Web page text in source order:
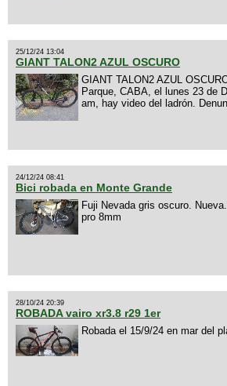
25/12/24 13:04
GIANT TALON2 AZUL OSCURO
GIANT TALON2 AZUL
Parque, CABA, el lunes 23 de
am, hay video del ladrón.
24/12/24 08:41
Bici robada en Monte Grande
Fuji Nevada gris oscuro.
pro 8mm
28/10/24 20:39
ROBADA vairo xr3.8 r29 1er
Robada el 15/9/24 en mar del